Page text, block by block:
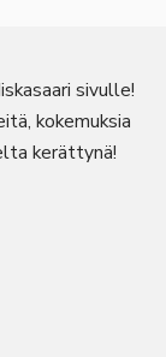
sivulle!
kokemuksia
kerättynä!